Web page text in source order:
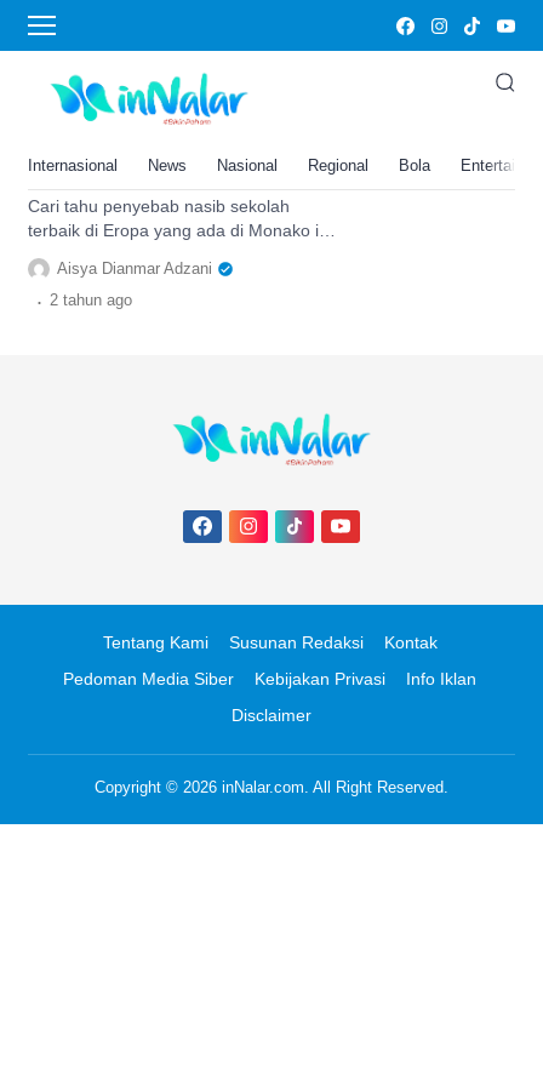
Internasional News Nasional Regional Bola
Monako
Masuk Top 15 Sekolah Terbaik
Eropa, Nasib Sekolah Super
‘Digeser’, Ini Penyebabnya
Cari tahu penyebab nasib sekolah
terbaik di Eropa yang ada di Monako ini
berujung 'digeser', simak selengkapnya.
Aisya Dianmar Adzani
. 2 tahun ago
Tentang Kami Susunan Redaksi
Kontak
Pedoman Media Siber
Kebijakan Privasi
Info Iklan
Disclaimer
Copyright © 2026 inNalar.com. All Right Reserved.